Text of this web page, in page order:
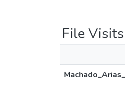
File Visits